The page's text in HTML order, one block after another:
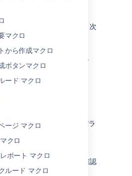
マクロ
から作成マクロ
ボタンマクロ
ード マクロ
ージ マクロ
クロ
ポート マクロ
ルード マクロ
をページに追加するには、次
。
>
ロ] を選択します。
コンテンツ
します。
ァイルを選択し、追加のパラ
ックします。
開するとマクロの動作を確認